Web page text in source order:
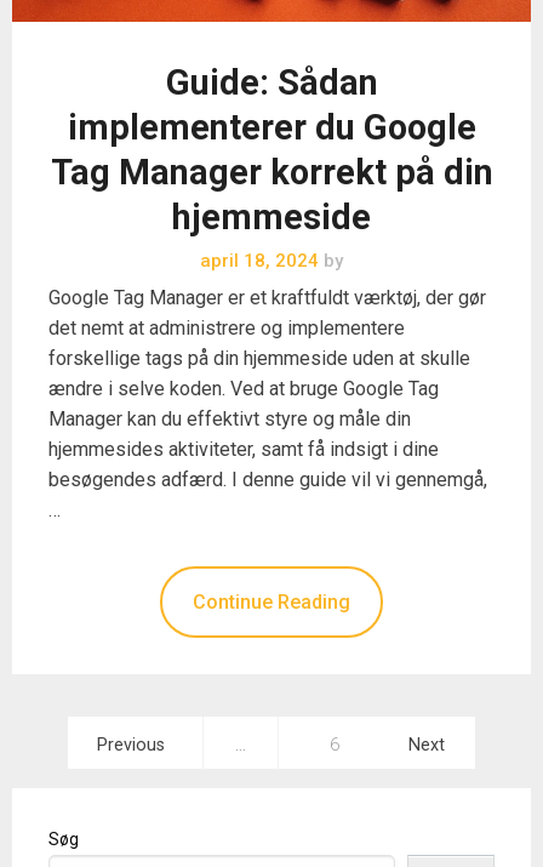
Guide: Sådan
implementerer du Google
Tag Manager korrekt på din
hjemmeside
april 18, 2024 by
Google Tag Manager er et kraftfuldt værktøj, der gør
det nemt at administrere og implementere
forskellige tags på din hjemmeside uden at skulle
ændre i selve koden. Ved at bruge Google Tag
Manager kan du effektivt styre og måle din
hjemmesides aktiviteter, samt få indsigt i dine
besøgendes adfærd. I denne guide vil vi gennemgå,
…
Continue Reading
Indlægsinddeling
Previous … 6 Next
Søg